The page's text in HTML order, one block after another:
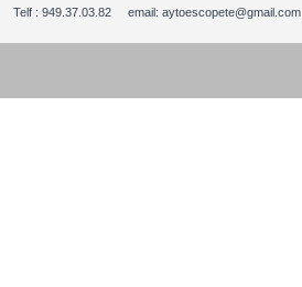
Telf : 949.37.03.82 email: aytoescopete@gmail.com